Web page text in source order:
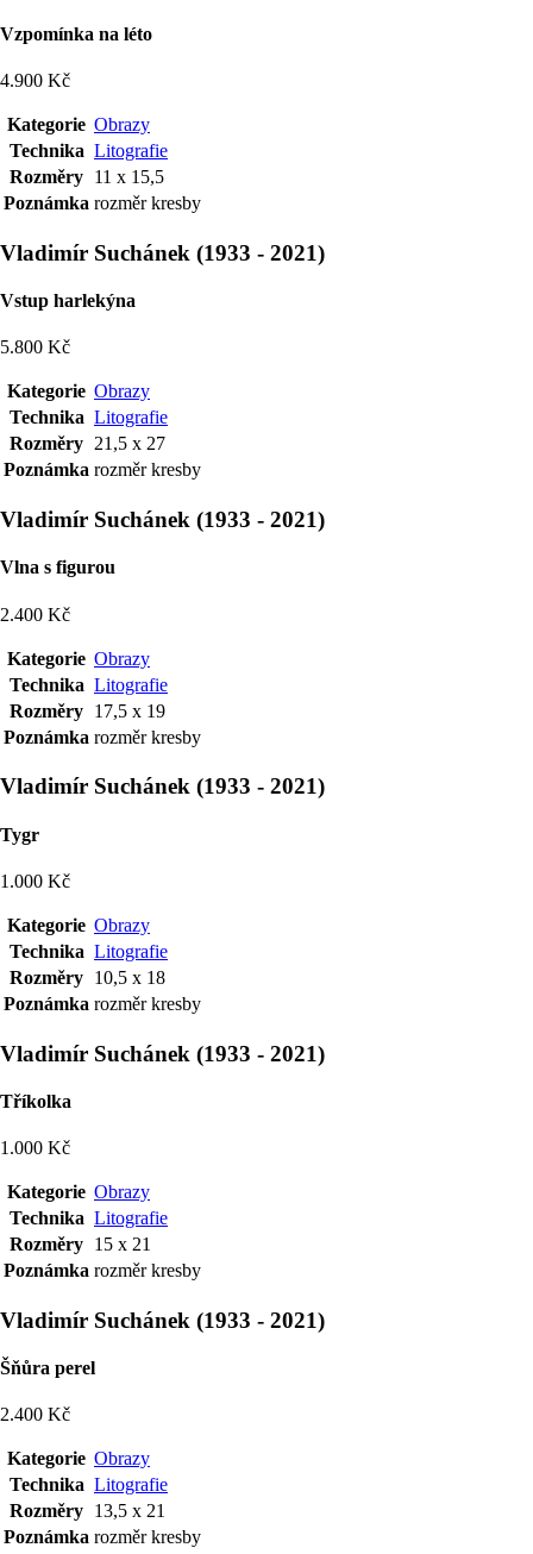
Vzpomínka na léto
4.900 Kč
Kategorie Obrazy
Technika Litografie
Rozměry 11 x 15,5
Poznámka rozměr kresby
Vladimír Suchánek (1933 - 2021)
Vstup harlekýna
5.800 Kč
Kategorie Obrazy
Technika Litografie
Rozměry 21,5 x 27
Poznámka rozměr kresby
Vladimír Suchánek (1933 - 2021)
Vlna s figurou
2.400 Kč
Kategorie Obrazy
Technika Litografie
Rozměry 17,5 x 19
Poznámka rozměr kresby
Vladimír Suchánek (1933 - 2021)
Tygr
1.000 Kč
Kategorie Obrazy
Technika Litografie
Rozměry 10,5 x 18
Poznámka rozměr kresby
Vladimír Suchánek (1933 - 2021)
Tříkolka
1.000 Kč
Kategorie Obrazy
Technika Litografie
Rozměry 15 x 21
Poznámka rozměr kresby
Vladimír Suchánek (1933 - 2021)
Šňůra perel
2.400 Kč
Kategorie Obrazy
Technika Litografie
Rozměry 13,5 x 21
Poznámka rozměr kresby